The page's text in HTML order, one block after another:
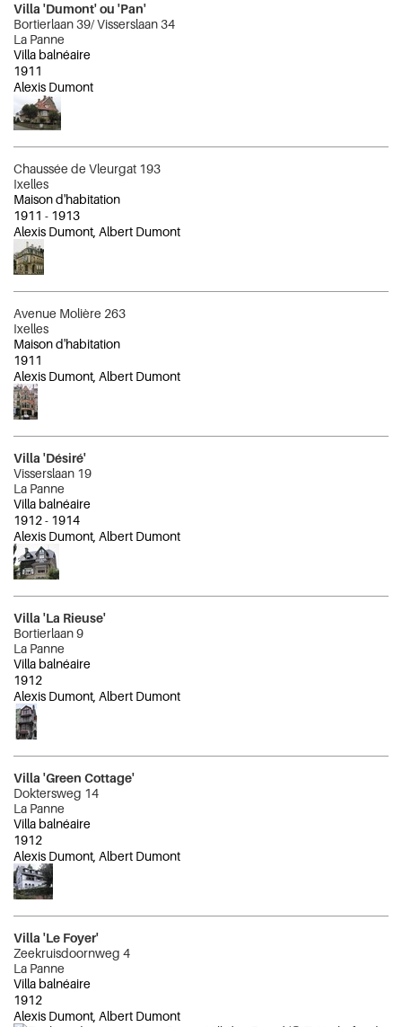
Villa 'Dumont' ou 'Pan'
Bortierlaan 39/ Visserslaan 34
La Panne
Villa balnéaire
1911
Alexis Dumont
Chaussée de Vleurgat 193
Ixelles
Maison d'habitation
1911 - 1913
Alexis Dumont, Albert Dumont
Avenue Molière 263
Ixelles
Maison d'habitation
1911
Alexis Dumont, Albert Dumont
Villa 'Désiré'
Visserslaan 19
La Panne
Villa balnéaire
1912- 1914
Alexis Dumont, Albert Dumont
Villa 'La Rieuse'
Bortierlaan 9
La Panne
Villa balnéaire
1912
Alexis Dumont, Albert Dumont
Villa 'Green Cottage'
Doktersweg 14
La Panne
Villa balnéaire
1912
Alexis Dumont, Albert Dumont
Villa 'Le Foyer'
Zeekruisdoornweg 4
La Panne
Villa balnéaire
1912
Alexis Dumont, Albert Dumont